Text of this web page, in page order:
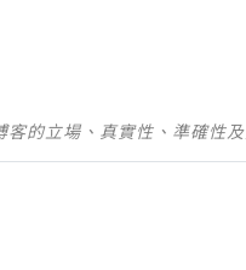
的立場、真實性、準確性